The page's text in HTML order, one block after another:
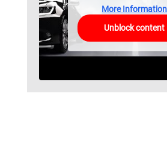
More Information
Unblock content